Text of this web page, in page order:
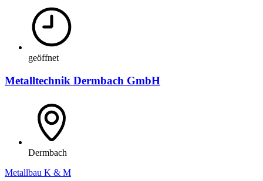
geöffnet
Metalltechnik Dermbach GmbH
Dermbach
Metallbau K & M